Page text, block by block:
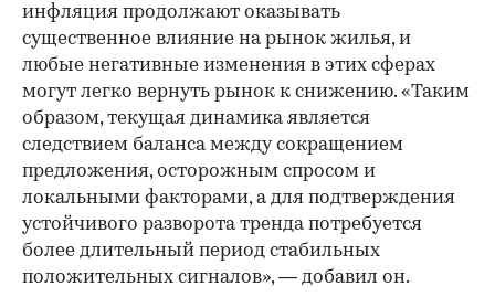
инфляция продолжают оказывать
существенное влияние на рынок жилья, и
любые негативные изменения в этих сферах
могут легко вернуть рынок к снижению. «Таким
образом, текущая динамика является
следствием баланса между сокращением
предложения, осторожным спросом и
локальными факторами, а для подтверждения
устойчивого разворота тренда потребуется
более длительный период стабильных
положительных сигналов», — добавил он.